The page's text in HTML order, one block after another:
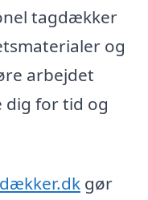
tagdækker
og
arbejdet
dig for tid og
gør